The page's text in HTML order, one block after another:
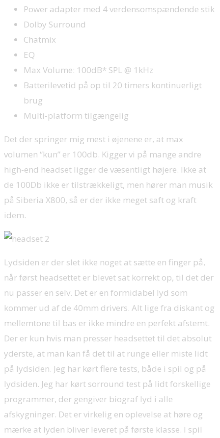
Power adapter med 4 verdensomspændende stik
Dolby Surround
Chatmix
EQ
Max Volume: 100dB* SPL @ 1kHz
Batterilevetid på op til 20 timers kontinuerligt
brug
Multi-platform tilgængelig
Det der springer mig mest i øjenene er, at max
volumen “kun” er 100db. Kigger vi på mange andre
high-end headset ligger de væsentligt højere. Ikke at
de 100Db ikke er tilstrækkeligt, men hører man musik
på Siberia X800, så er der ikke meget saft og kraft
idem.
Lydsiden er der slet ikke noget at sætte en finger på,
når først headsettet er blevet sat korrekt op, til det der
nu passer en selv. Det er en formidabel lyd som
kommer ud af de 40mm drivers. Alt lige fra diskant og
mellemtone til bas er ikke mindre en perfekt afstemt.
Der er kun hvis man presser headsettet til det absolut
yderste, at man kan få det til at runge eller miste lidt
på lydsiden. Jeg har kørt flere tests, både i spil og på
lydsiden. Jeg har kørt sorround test på lidt forskellige
programmer, der gengiver biograf lyd i alle
afskygninger. Det er virkelig en oplevelse at høre og
mærke at lyden bliver leveret på første klasse. I spil